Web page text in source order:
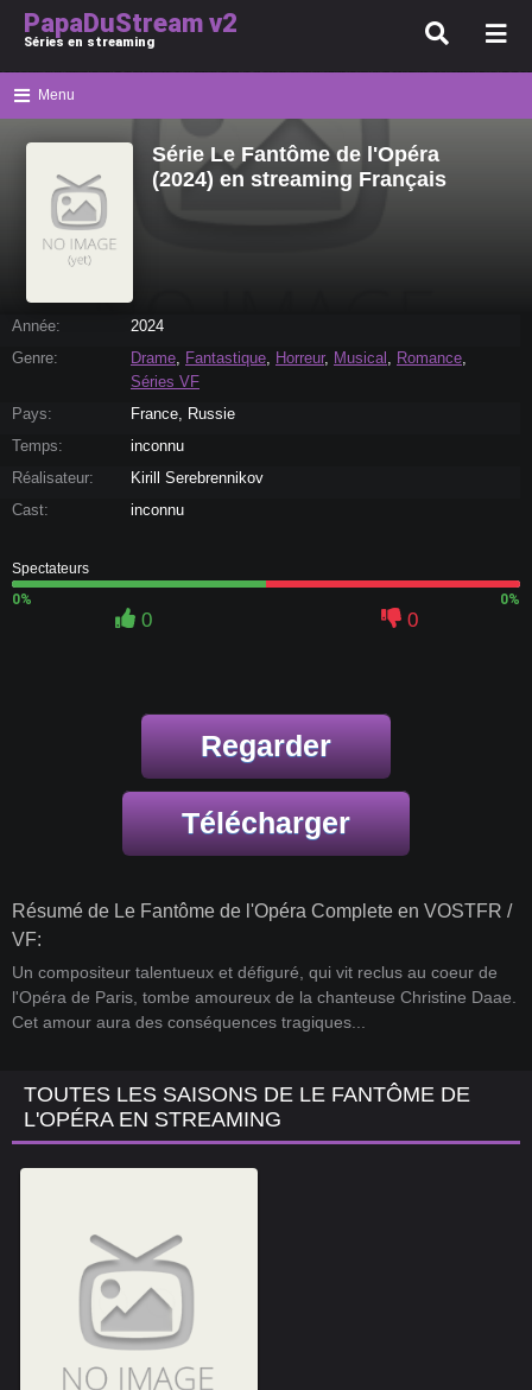
PapaDuStream v2
Séries en streaming
Menu
Série Le Fantôme de l'Opéra
(2024) en streaming Français
Année:
2024
Genre:
Drame, Fantastique, Horreur, Musical , Romance,
Séries VF
Pays:
France, Russie
Temps:
inconnu
Réalisateur:
Kirill Serebrennikov
Cast:
inconnu
Spectateurs
0%
0%
0 0
Regarder
Télécharger
Résumé de Le Fantôme de l'Opéra Complete en VOSTFR /
VF:
Un compositeur talentueux et défiguré, qui vit reclus au coeur de
l'Opéra de Paris, tombe amoureux de la chanteuse Christine Daae.
Cet amour aura des conséquences tragiques...
TOUTES LES SAISONS DE LE FANTÔME DE
L'OPÉRA EN STREAMING